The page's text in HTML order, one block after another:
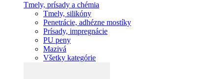
Tmely, prísady a chémia
Tmely, silikóny
Penetrácie, adhézne mostíky
Prísady, impregnácie
PU peny
Mazivá
Všetky kategórie